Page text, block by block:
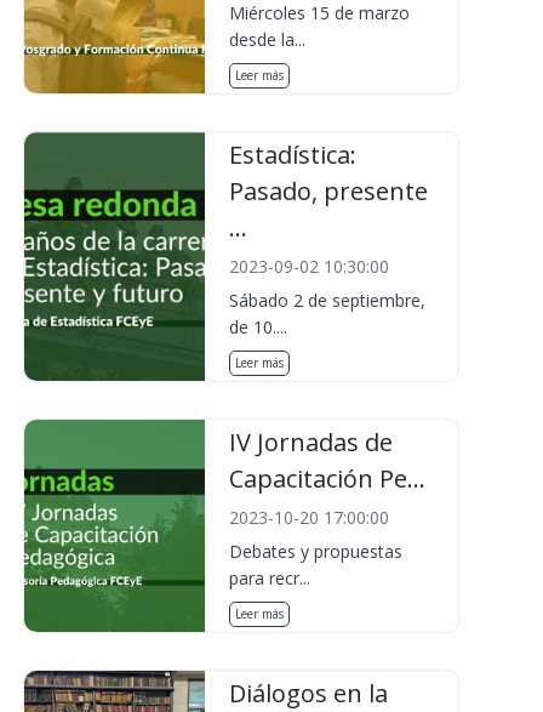
Miércoles 15 de marzo
desde la...
Leer más
Estadística:
Pasado, presente
...
2023-09-02 10:30:00
Sábado 2 de septiembre,
de 10....
Leer más
IV Jornadas de
Capacitación Pe...
2023-10-20 17:00:00
Debates y propuestas
para recr...
Leer más
Diálogos en la